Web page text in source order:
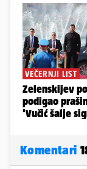
Komentari